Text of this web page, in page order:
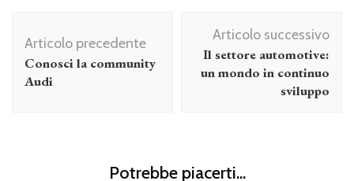
articolo
Articolo precedente
Conosci la community
Audi
Articolo successivo
Il settore automotive:
un mondo in continuo
sviluppo
Potrebbe piacerti...